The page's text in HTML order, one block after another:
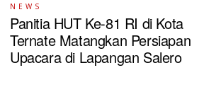
NEWS
Panitia HUT Ke-81 RI di Kota
Ternate Matangkan Persiapan
Upacara di Lapangan Salero